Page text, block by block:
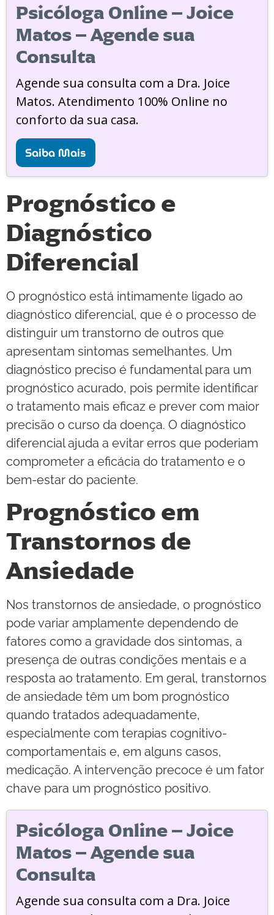
Psicóloga Online – Joice
Matos – Agende sua
Consulta
Agende sua consulta com a Dra. Joice
Matos. Atendimento 100% Online no
conforto da sua casa.
Saiba Mais
Prognóstico e
Diagnóstico
Diferencial
O prognóstico está intimamente ligado ao
diagnóstico diferencial, que é o processo de
distinguir um transtorno de outros que
apresentam sintomas semelhantes. Um
diagnóstico preciso é fundamental para um
prognóstico acurado, pois permite identificar
o tratamento mais eficaz e prever com maior
precisão o curso da doença. O diagnóstico
diferencial ajuda a evitar erros que poderiam
comprometer a eficácia do tratamento e o
bem-estar do paciente.
Prognóstico em
Transtornos de
Ansiedade
Nos transtornos de ansiedade, o prognóstico
pode variar amplamente dependendo de
fatores como a gravidade dos sintomas, a
presença de outras condições mentais e a
resposta ao tratamento. Em geral, transtornos
de ansiedade têm um bom prognóstico
quando tratados adequadamente,
especialmente com terapias cognitivo-
comportamentais e, em alguns casos,
medicação. A intervenção precoce é um fator
chave para um prognóstico positivo.
Psicóloga Online – Joice
Matos – Agende sua
Consulta
Agende sua consulta com a Dra. Joice